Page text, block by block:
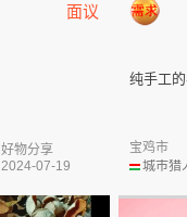
面议
好物分享
2024-07-19
纯手工
城市猎
宝鸡市